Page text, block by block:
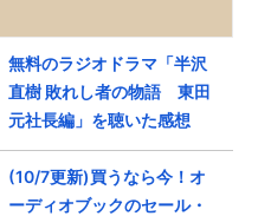
無料のラジオドラマ「半沢
直樹 敗れし者の物語 東田
元社長編」を聴いた感想
(10/7更新)買うなら今！オ
ーディオブックのセール・